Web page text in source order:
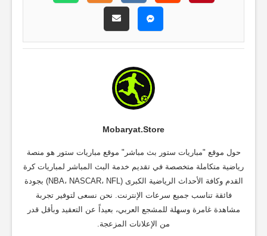
Mobaryat.store
حول موقع "مباريات ستور بث مباشر" موقع مباريات ستور هو منصة
رياضية متكاملة متخصصة في تقديم خدمة البث المباشر لمباريات كرة
القدم وكافة الأحداث الرياضية الكبرى (NBA، NASCAR، NFL) بجودة
فائقة تناسب جميع سرعات الإنترنت. نحن نسعى لتوفير تجربة
مشاهدة غامرة وسهلة للمشجع العربي، بعيداً عن التعقيد وبأقل قدر
من الإعلانات المزعجة.